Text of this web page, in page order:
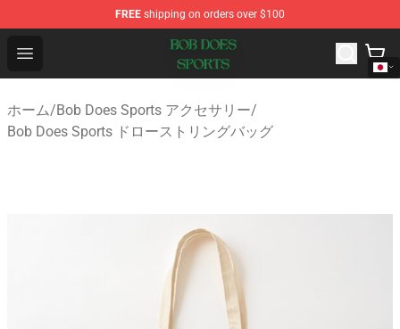
FREE shipping on orders over $100
Open menu
Bob Does Sports Store - Official Bob Does Sports
ホーム/Bob Does Sports アクセサリー/
Bob Does Sports ドローストリングバッグ